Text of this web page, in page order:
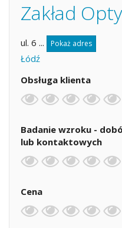
Zakład
ul. 6 ... Pokaż adres
Łódź
Obsługa klienta
Badanie wzroku -
lub kontaktowych
Cena